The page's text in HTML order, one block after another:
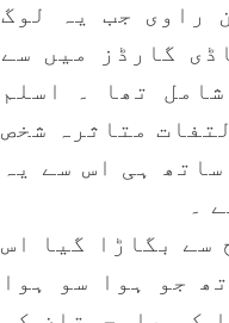
راوی جب یہ لوگ
گارڈز میں سے
تھا ۔ اسلم
متاثرہ شخص
ہی اس سے یہ
۔
سے بگاڑا گیا اس
جو ہوا سو ہوا